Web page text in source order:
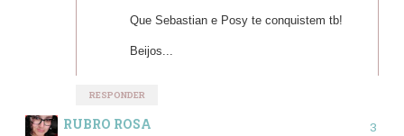
Que Sebastian e Posy te conquistem tb!
Beijos...
RESPONDER
RUBRO ROSA